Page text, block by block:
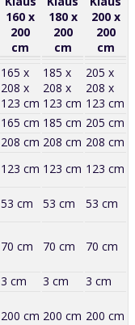
160 x
200
cm
180 x
200
cm
200 x
200
cm
165 x
208 x
123 cm
185 x
208 x
123 cm
205 x
208 x
123 cm
165 cm 185 cm 205 cm
208 cm 208 cm 208 cm
123 cm 123 cm 123 cm
53 cm 53 cm
53 cm
70 cm 70 cm 70 cm
3 cm 3 cm
3 cm
200 cm 200 cm 200 cm